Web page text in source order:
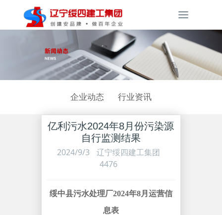
Toggle
企业动态 行业资讯
亿利污水2024年8月份污染源
自行监测结果
2024/9/3
辽宁绥四建工集团
4476
绥中县污水处理厂2024年8月运营信
息表